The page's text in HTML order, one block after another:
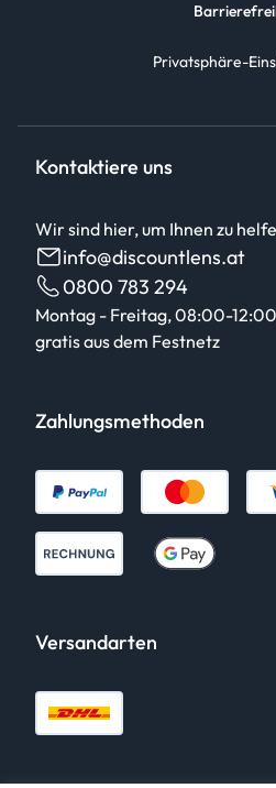
Privatsphäre-
Kontaktiere uns
Wir sind hier, um Ihnen zu
info@discountlens.at
0800 783 294
Montag - Freitag, 08:00-
gratis aus dem Festnetz
Zahlungsmethoden
Versandarten